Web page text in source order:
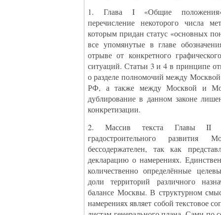
1. Глава I «Общие положения»
перечисление некоторого числа
которым придан статус «основных
все упомянутые в главе
отрыве от конкретного
ситуаций. Статьи 3 и 4 в принципе
о разделе полномочий между
РФ, а также между Москвой и
дублирование в данном законе
конкретизации.
2. Массив текста Главы II
градостроительного развития
бессодержателен, так как
декларацию о намерениях.
количественно определённые
доли территорий различного
балансе Москвы. В структурном
намерениях являет собой текстовое